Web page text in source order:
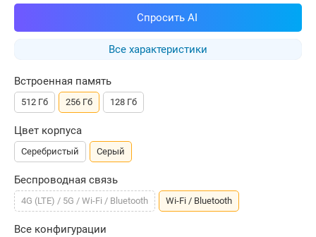
Все характеристики
Встроенная память
512 Гб 256 Гб 128 Гб
Цвет корпуса
Серебристый Серый
Беспроводная связь
4G (LTE) / 5G / Wi-Fi / Bluetooth Wi-Fi / Bluetooth
Все конфигурации
Спросить AI